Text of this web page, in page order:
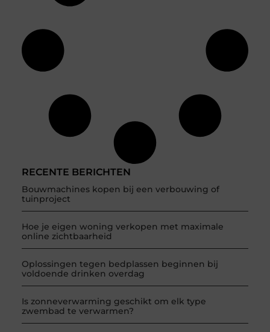
RECENTE BERICHTEN
Bouwmachines kopen bij een verbouwing of
tuinproject
Hoe je eigen woning verkopen met maximale
online zichtbaarheid
Oplossingen tegen bedplassen beginnen bij
voldoende drinken overdag
Is zonneverwarming geschikt om elk type
zwembad te verwarmen?